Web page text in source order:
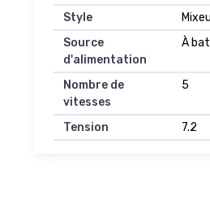
Style
Source
d'alimentation
À
Nombre de
vitesses
5
Tension 7.2